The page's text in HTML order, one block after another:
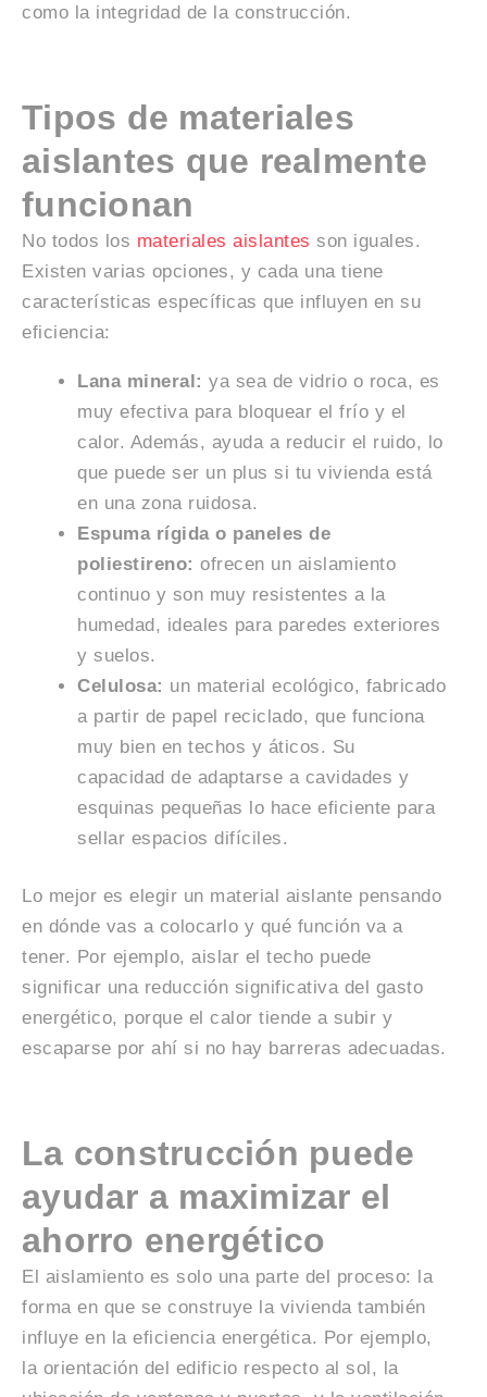
como la integridad de la construcción.
Tipos de materiales
aislantes que realmente
funcionan
No todos los materiales aislantes son iguales.
Existen varias opciones, y cada una tiene
características específicas que influyen en su
eficiencia:
Lana mineral: ya sea de vidrio o roca, es
muy efectiva para bloquear el frío y el
calor. Además, ayuda a reducir el ruido, lo
que puede ser un plus si tu vivienda está
en una zona ruidosa.
Espuma rígida o paneles de
poliestireno: ofrecen un aislamiento
continuo y son muy resistentes a la
humedad, ideales para paredes exteriores
y suelos.
Celulosa: un material ecológico, fabricado
a partir de papel reciclado, que funciona
muy bien en techos y áticos. Su
capacidad de adaptarse a cavidades y
esquinas pequeñas lo hace eficiente para
sellar espacios difíciles.
Lo mejor es elegir un material aislante pensando
en dónde vas a colocarlo y qué función va a
tener. Por ejemplo, aislar el techo puede
significar una reducción significativa del gasto
energético, porque el calor tiende a subir y
escaparse por ahí si no hay barreras adecuadas.
La construcción puede
ayudar a maximizar el
ahorro energético
El aislamiento es solo una parte del proceso: la
forma en que se construye la vivienda también
influye en la eficiencia energética. Por ejemplo,
la orientación del edificio respecto al sol, la